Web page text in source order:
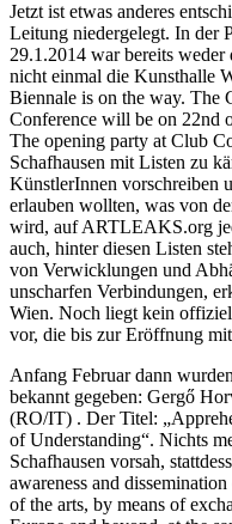
Jetzt ist etwas anderes
Leitung niedergelegt. In der
29.1.2014 war bereits
nicht einmal die Kunsthalle
Biennale is on the way. The
Conference will be on 22nd
The opening party at Club
Schafhausen mit Listen zu
KünstlerInnen vorschreiben
erlauben wollten, was von
wird, auf ARTLEAKS.org
auch, hinter diesen Listen
von Verwicklungen und
unscharfen Verbindungen,
Wien. Noch liegt kein
vor, die bis zur Eröffnung
Anfang Februar dann
bekannt gegeben: Gergő
(RO/IT) . Der Titel:
of Understanding“. Nichts
Schafhausen vorsah,
awareness and
of the arts, by means of